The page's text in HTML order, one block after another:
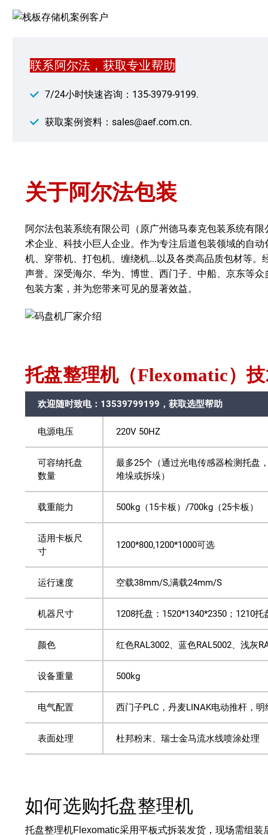
联系阿尔法，获取专业帮助
7/24小时快速咨询：135-3979-9199.
获取案例资料：sales@aef.com.cn.
关于阿尔法包装
阿尔法包装系统有限公司（原广州德马泰克包装系统有
术企业、科技小巨人企业。 作为专注后道包装领域的自
机、穿带机、打包机、缠绕机...以及各类高品质包材等
声誉。深受海尔、华为、博世、西门子、中船、京东等
包装方案，并为您带来可见的显著效益。
托盘整理机（Flexomatic）
欢迎随时致电：13539799199，获取选型帮助
电源电压 220V 50HZ
可容纳托盘
数量
最多25个（通过光电传感器检测托盘
堆垛或拆垛）
载重能力 500kg（15卡板）/700kg（25卡板）
适用卡板尺
寸
1200*800,1200*1000可选
运行速度 空载38mm/S,满载24mm/S
机器尺寸 1208托盘：1520*1340*2350；1210托
颜色 红色RAL3002、蓝色RAL5002、浅灰
设备重量 500kg
电气配置 西门子PLC，丹麦LINAK电动推杆，
表面处理 杜邦粉末、瑞士金马流水线喷涂处理
如何选购托盘整理机
托盘整理机Flexomatic采用平板式拆装发货，现场需组